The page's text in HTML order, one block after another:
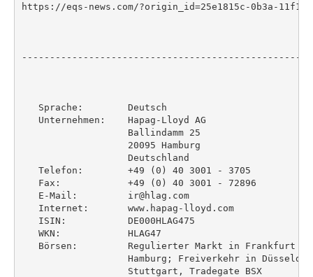
https://eqs-news.com/?origin_id=25e1815c-0b3a-11f1-
   Sprache:        Deutsch
   Unternehmen:    Hapag-Lloyd AG
                   Ballindamm 25
                   20095 Hamburg
                   Deutschland
   Telefon:        +49 (0) 40 3001 - 3705
   Fax:            +49 (0) 40 3001 - 72896
   E-Mail:         ir@hlag.com
   Internet:       www.hapag-lloyd.com
   ISIN:           DE000HLAG475
   WKN:            HLAG47
Börsen:         Regulierter Markt in Frankfurt
Hamburg; Freiverkehr in
                   Stuttgart, Tradegate BSX